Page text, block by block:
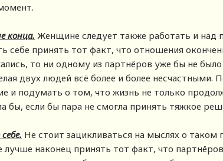
конца. Женщине следует также работать и над
себе принять тот факт, что отношения
то ни одному из партнёров уже бы не
двух людей всё более и более несчастными.
и подумать о том, что жизнь не только
бы, если бы пара не смогла принять тяжкое
Не стоит зацикливаться на мыслях о таком
наконец принять тот факт, что